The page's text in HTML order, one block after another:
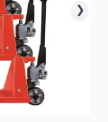
❯